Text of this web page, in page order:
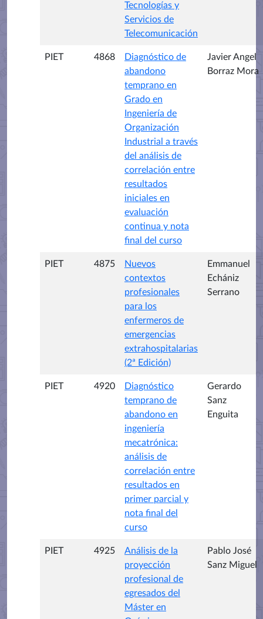
Tecnologías y
Servicios de
Telecomunicación
PIET 4868
Diagnóstico de
abandono
temprano en
Grado en
Ingeniería de
Organización
Industrial a través
del análisis de
correlación entre
resultados
iniciales en
evaluación
continua y nota
final del curso
Javier Angel
Borraz Mora
PIET 4875
Nuevos
contextos
profesionales
para los
enfermeros de
emergencias
extrahospitalarias
(2ª Edición)
Emmanuel
Echániz
Serrano
PIET 4920
Diagnóstico
temprano de
abandono en
ingeniería
mecatrónica:
análisis de
correlación entre
resultados en
primer parcial y
nota final del
curso
Gerardo
Sanz
Enguita
PIET 4925
Análisis de la
proyección
profesional de
egresados del
Máster en
Pablo José
Sanz Miguel